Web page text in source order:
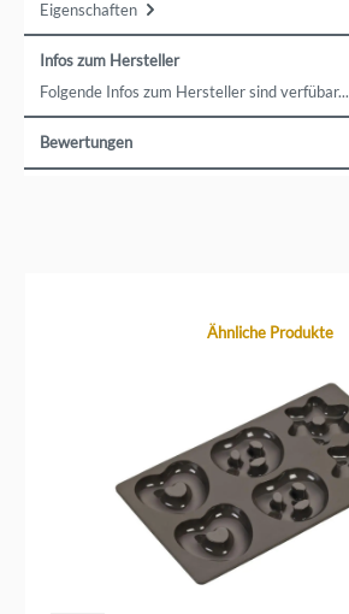
Eigenschaften
Infos zum Hersteller
Folgende Infos zum Hersteller sind verfübar...
Bewertungen
Produktgalerie überspringenÄhnliche Produkte